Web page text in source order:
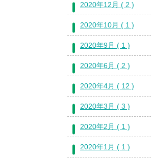
2020年12月 ( 2 )
2020年10月 ( 1 )
2020年9月 ( 1 )
2020年6月 ( 2 )
2020年4月 ( 12 )
2020年3月 ( 3 )
2020年2月 ( 1 )
2020年1月 ( 1 )